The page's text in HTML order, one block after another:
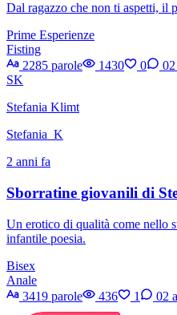
Dal ragazzo che non ti aspetti, il
Prime Esperienze
Fisting
2285 parole
1430 0 0
SK
Stefania Klimt
Stefania_K
2 anni fa
Sborratine giovanili di
Un erotico di qualità come nello
infantile poesia.
Bisex
Anale
3419 parole
436 1 02